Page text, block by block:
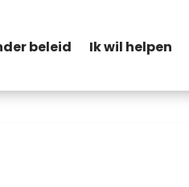
beleid Ik wil helpen